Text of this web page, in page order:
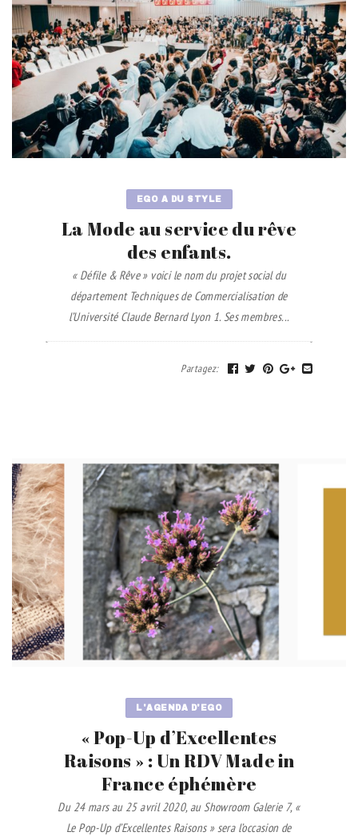
EGO A DU STYLE
La Mode au service du rêve
des enfants.
« Défile & Rêve » voici le nom du projet social du
département Techniques de Commercialisation de
l’Université Claude Bernard Lyon 1. Ses membres...
Partagez:
L'AGENDA D'EGO
« Pop-Up d’Excellentes
Raisons » : Un RDV Made in
France éphémère
Du 24 mars au 25 avril 2020, au Showroom Galerie 7, «
Le Pop-Up d’Excellentes Raisons » sera l’occasion de